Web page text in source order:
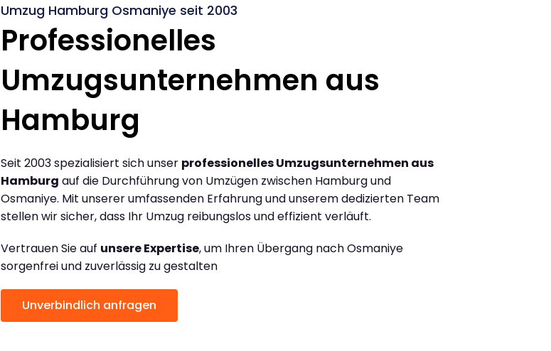
Umzug Hamburg Osmaniye seit 2003
Professionelles
Umzugsunternehmen aus
Hamburg
Seit 2003 spezialisiert sich unser professionelles Umzugsunternehmen aus
Hamburg auf die Durchführung von Umzügen zwischen Hamburg und
Osmaniye. Mit unserer umfassenden Erfahrung und unserem dedizierten Team
stellen wir sicher, dass Ihr Umzug reibungslos und effizient verläuft.
Vertrauen Sie auf unsere Expertise, um Ihren Übergang nach Osmaniye
sorgenfrei und zuverlässig zu gestalten
Unverbindlich anfragen